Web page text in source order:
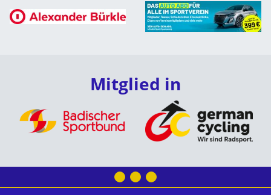
Mitglied in